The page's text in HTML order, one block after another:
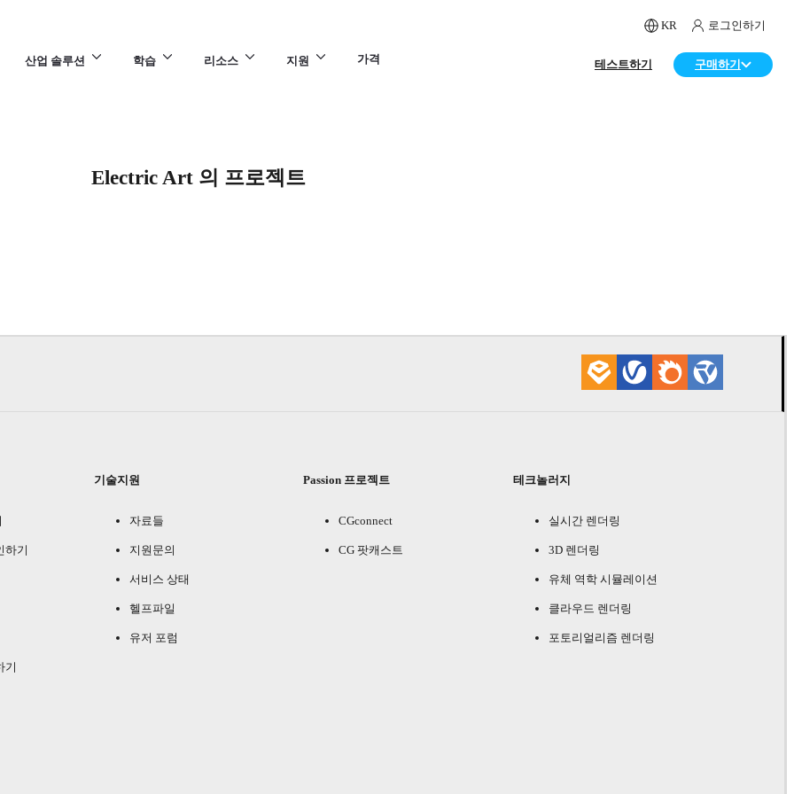
KR 로그인하기
산업 솔루션 학습 리소스 지원 가격 테스트하기 구매하기
Electric Art 의 프로젝트
하기
기
기술지원
자료들
지원문의
서비스 상태
헬프파일
유저 포럼
Passion 프로젝트
CGconnect
CG 팟캐스트
테크놀러지
실시간 렌더링
3D 렌더링
유체 역학 시뮬레이션
클라우드 렌더링
포토리얼리즘 렌더링